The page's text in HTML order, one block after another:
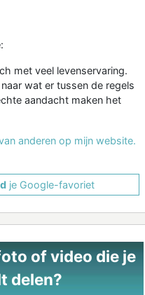
met veel levenservaring.
wat er tussen de regels
aandacht maken het
anderen op mijn website.
je Google-favoriet
of video die je
delen?